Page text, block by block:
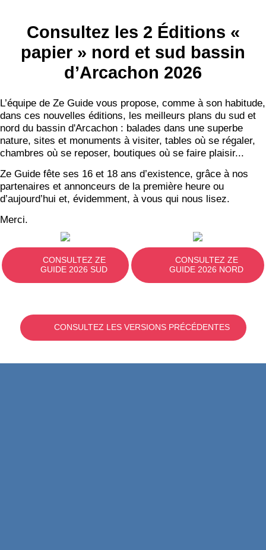
Consultez les 2 Éditions «
papier » nord et sud bassin
d’Arcachon 2026
L’équipe de Ze Guide vous propose, comme à son habitude,
dans ces nouvelles éditions, les meilleurs plans du sud et
nord du bassin d'Arcachon : balades dans une superbe
nature, sites et monuments à visiter, tables où se régaler,
chambres où se reposer, boutiques où se faire plaisir...
Ze Guide fête ses 16 et 18 ans d’existence, grâce à nos
partenaires et annonceurs de la première heure ou
d’aujourd’hui et, évidemment, à vous qui nous lisez.
Merci.
CONSULTEZ ZE
GUIDE 2026 SUD
CONSULTEZ ZE
GUIDE 2026 NORD
CONSULTEZ LES VERSIONS PRÉCÉDENTES